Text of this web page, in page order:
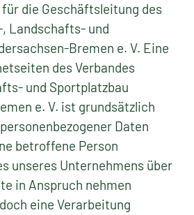
die Geschäftsleitung des
Landschafts- und
Bremen e. V. Eine
des Verbandes
und Sportplatzbau
e. V. ist grundsätzlich
Daten
betroffene Person
unseres Unternehmens über
in Anspruch nehmen
eine Verarbeitung